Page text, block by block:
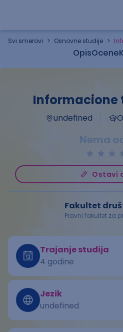
Svi smerovi > Osnovne studije >
OpisOcene
Informacione
undefined
Nema
Ostavi
Fakultet
Pravni fakultet za
Trajanje studija
4 godine
Jezik
undefined